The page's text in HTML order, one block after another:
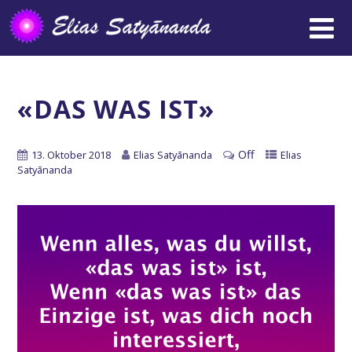
«DAS WAS IST»
13. Oktober 2018 Elias Satyānanda Off
Elias
Satyānanda